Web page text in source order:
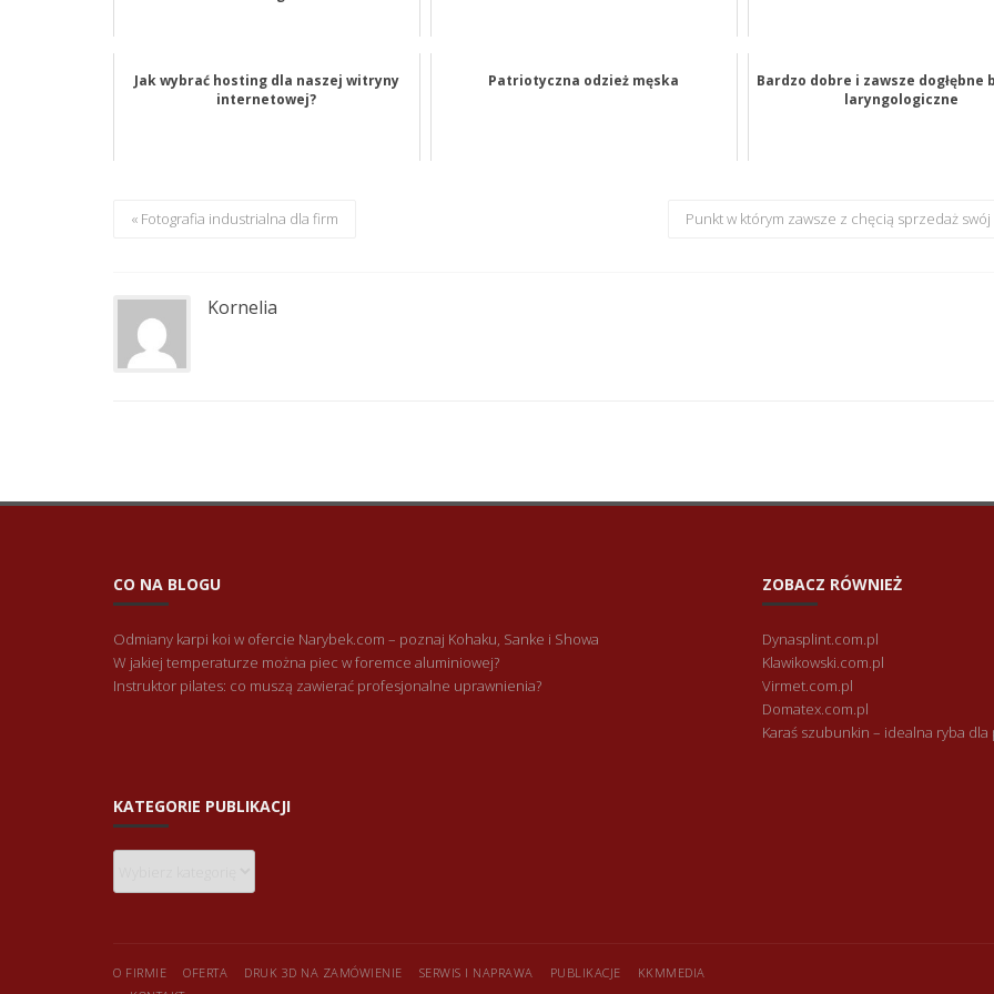
Jak wybrać hosting dla naszej witryny
internetowej?
Patriotyczna odzież męska
Bardzo dobre i zawsze dogłębne
laryngologiczne
« Fotografia industrialna dla firm Punkt w którym zawsze z chęcią sprzedaż swój
Kornelia
CO NA BLOGU
Odmiany karpi koi w ofercie Narybek.com – poznaj Kohaku, Sanke i Showa
W jakiej temperaturze można piec w foremce aluminiowej?
Instruktor pilates: co muszą zawierać profesjonalne uprawnienia?
ZOBACZ RÓWNIEŻ
Dynasplint.com.pl
Klawikowski.com.pl
Virmet.com.pl
Domatex.com.pl
Karaś szubunkin – idealna ryba
KATEGORIE PUBLIKACJI
O FIRMIE OFERTA DRUK 3D NA ZAMÓWIENIE SERWIS I NAPRAWA PUBLIKACJE
KKMMEDIA